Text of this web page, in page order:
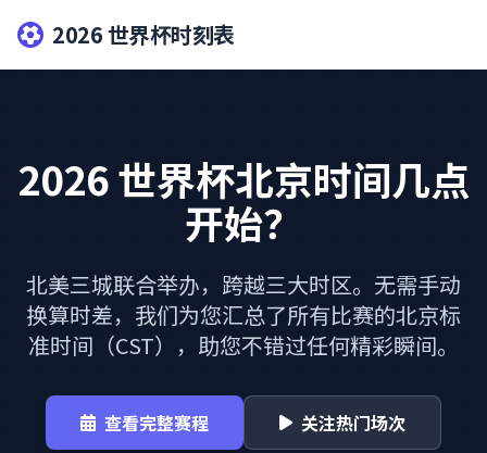
2026 世界杯时刻表
2026 世界杯北京时间几点
开始？
北美三城联合举办，跨越三大时区。无需手动
换算时差，我们为您汇总了所有比赛的北京标
准时间（CST），助您不错过任何精彩瞬间。
查看完整赛程 关注热门场次